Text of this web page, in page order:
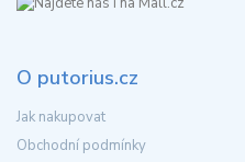
O putorius.cz
Jak nakupovat
Obchodní podmínky